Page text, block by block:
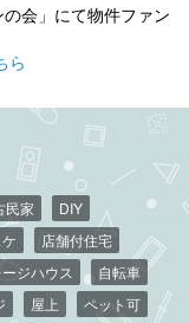
会」にて物件ファン
ら
民家
DIY
店舗付住宅
ジハウス
自転車
屋上
ペット可